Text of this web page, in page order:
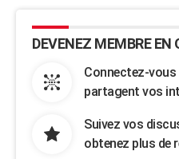
DEVENEZ MEMBRE EN
Connectez-vous
partagent vos
Suivez vos
obtenez plus de